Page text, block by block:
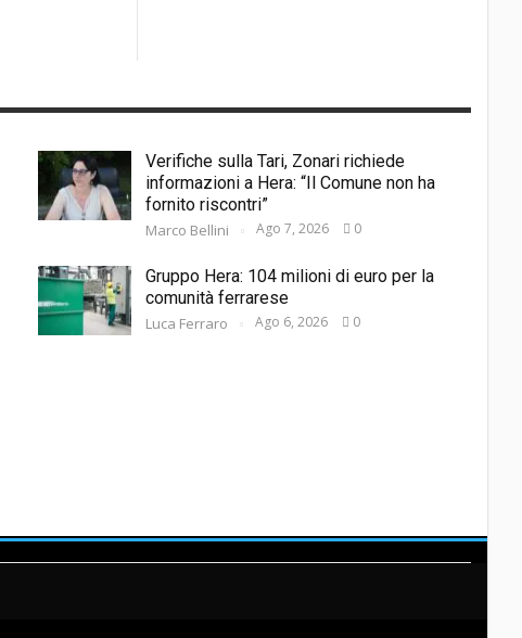
Verifiche sulla Tari, Zonari richiede
informazioni a Hera: “Il Comune non ha
fornito riscontri”
Marco Bellini Ago 7, 2026 0
Gruppo Hera: 104 milioni di euro per la
comunità ferrarese
Luca Ferraro Ago 6, 2026 0